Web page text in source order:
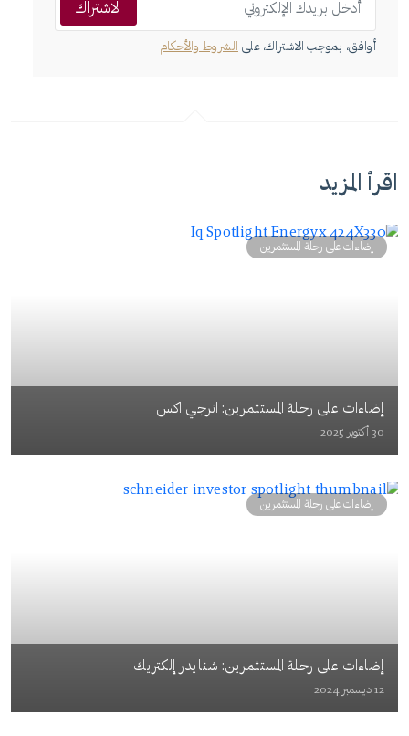
الاشتراك
أوافق، بموجب الاشتراك، على الشروط والأحكام
اقرأ المزيد
إضاءات على رحلة المستثمرين
إضاءات على رحلة المستثمرين: انرجي اكس
30 أكتوبر 2025
إضاءات على رحلة المستثمرين
إضاءات على رحلة المستثمرين: شنايدر إلكتريك
12 ديسمبر 2024